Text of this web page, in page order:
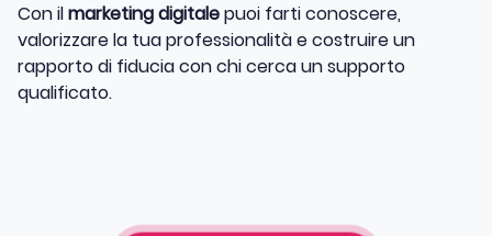
Con ilmarketing digitalepuoi farti conoscere,
valorizzare la tua professionalità e costruire un
rapporto di fiducia con chi cerca un supporto
qualificato.